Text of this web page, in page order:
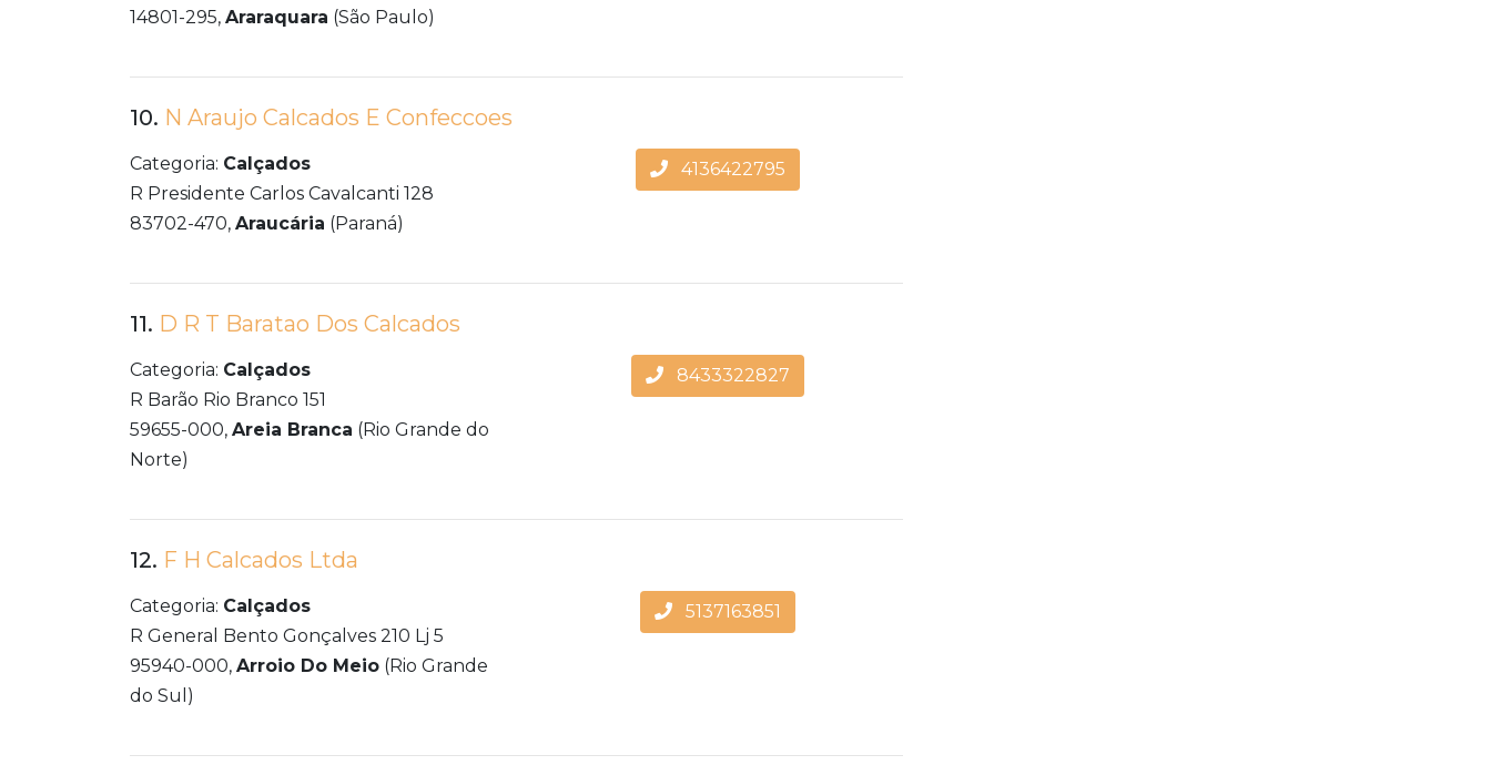
14801-295, Araraquara (São Paulo)
10. N Araujo Calcados E Confeccoes
Categoria: Calçados
R Presidente Carlos Cavalcanti 128
83702-470, Araucária (Paraná)
4136422795
11. D R T Baratao Dos Calcados
Categoria: Calçados
R Barão Rio Branco 151
59655-000, Areia Branca (Rio Grande do
Norte)
8433322827
12. F H Calcados Ltda
Categoria: Calçados
R General Bento Gonçalves 210 Lj 5
95940-000, Arroio Do Meio (Rio Grande
do Sul)
5137163851